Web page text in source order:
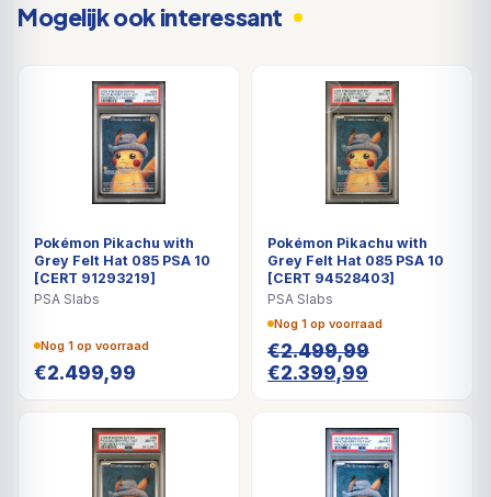
Mogelijk ook interessant
Pokémon Pikachu with
Grey Felt Hat 085 PSA 10
[CERT 91293219]
PSA Slabs
Nog 1 op voorraad
€2.499,99
Pokémon Pikachu with
Grey Felt Hat 085 PSA 10
[CERT 94528403]
PSA Slabs
Nog 1 op voorraad
€2.499,99
Oorspronkelijke
€2.499,99.
€2.399,99
€2.399,99.